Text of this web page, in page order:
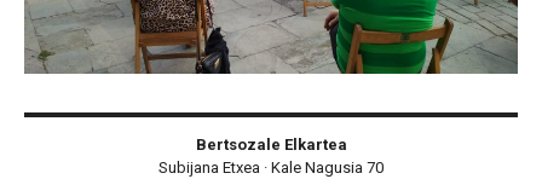
Bertsozale Elkartea
Subijana Etxea · Kale Nagusia 70